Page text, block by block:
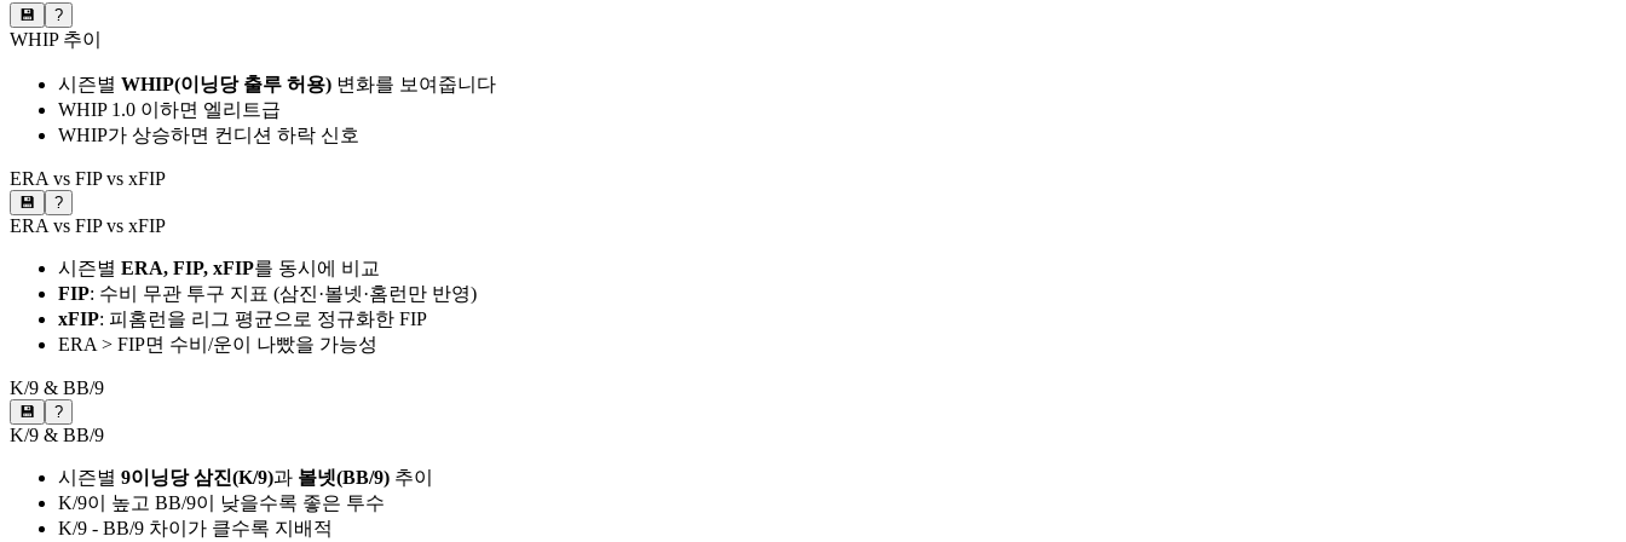
💾 ?
WHIP 추이
시즌별 WHIP(이닝당 출루 허용) 변화를 보여줍니다
WHIP 1.0 이하면 엘리트급
WHIP가 상승하면 컨디션 하락 신호
ERA vs FIP vs xFIP
💾 ?
ERA vs FIP vs xFIP
시즌별 ERA, FIP, xFIP를 동시에 비교
FIP: 수비 무관 투구 지표 (삼진·볼넷·홈런만 반영)
xFIP: 피홈런을 리그 평균으로 정규화한 FIP
ERA > FIP면 수비/운이 나빴을 가능성
K/9 & BB/9
💾 ?
K/9 & BB/9
시즌별 9이닝당 삼진(K/9)과 볼넷(BB/9) 추이
K/9이 높고 BB/9이 낮을수록 좋은 투수
K/9 - BB/9 차이가 클수록 지배적